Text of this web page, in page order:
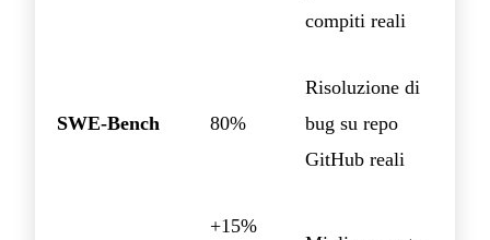
compiti reali
SWE-Bench 80%
Risoluzione di
bug su repo
GitHub reali
+15%